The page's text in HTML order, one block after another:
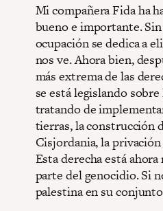
Mi compañera Fida ha
bueno e importante.
ocupación se dedica a
nos ve. Ahora bien,
más extrema de las
se está legislando
tratando de
tierras, la construcción
Cisjordania, la
Esta derecha está
parte del genocidio. Si
palestina en su